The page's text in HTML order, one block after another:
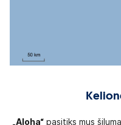
„Aloha“ pasitiks mus